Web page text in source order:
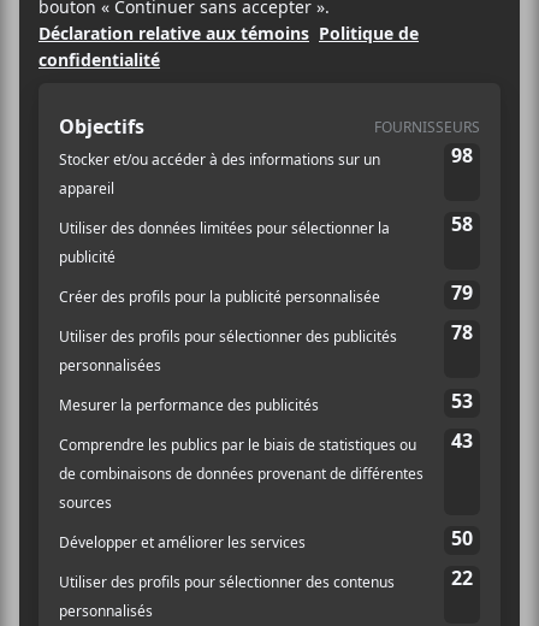
LIEU
Casa Del Popolo
4873 Boul. St-Laurent
Canada
514-284-0122
Voir Lieu site web